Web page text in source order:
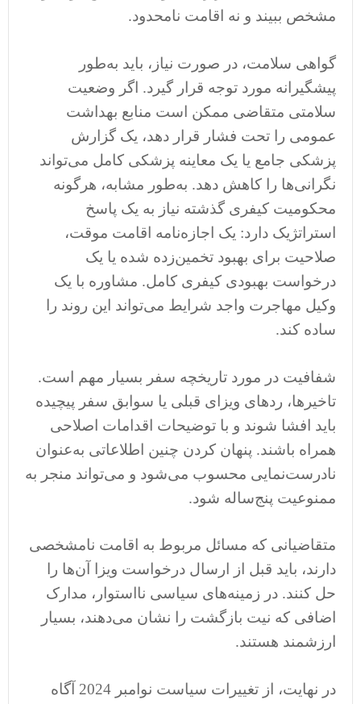
مشخص ببیند و نه اقامت نامحدود.
گواهی سلامت، در صورت نیاز، باید به‌طور
پیشگیرانه مورد توجه قرار گیرد. اگر وضعیت
سلامتی متقاضی ممکن است منابع بهداشت
عمومی را تحت فشار قرار دهد، یک گزارش
پزشکی جامع یا یک معاینه پزشکی کامل می‌تواند
نگرانی‌ها را کاهش دهد. به‌طور مشابه، هرگونه
محکومیت کیفری گذشته نیاز به یک پاسخ
استراتژیک دارد: یک اجازه‌نامه اقامت موقت،
صلاحیت برای بهبود تخمین‌زده شده یا یک
درخواست بهبودی کیفری کامل. مشاوره با یک
وکیل مهاجرت واجد شرایط می‌تواند این روند را
ساده کند.
شفافیت در مورد تاریخچه سفر بسیار مهم است.
تاخیرها، ردهای ویزای قبلی یا سوابق سفر پیچیده
باید افشا شوند و با توضیحات اقدامات اصلاحی
همراه باشند. پنهان کردن چنین اطلاعاتی به‌عنوان
نادرست‌نمایی محسوب می‌شود و می‌تواند منجر به
ممنوعیت پنج‌ساله شود.
متقاضیانی که مسائل مربوط به اقامت نامشخصی
دارند، باید قبل از ارسال درخواست ویزا آن‌ها را
حل کنند. در زمینه‌های سیاسی نااستوار، مدارک
اضافی که نیت بازگشت را نشان می‌دهند، بسیار
ارزشمند هستند.
در نهایت، از تغییرات سیاست نوامبر 2024 آگاه